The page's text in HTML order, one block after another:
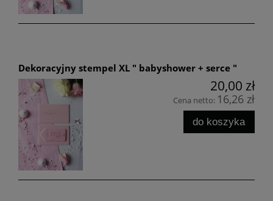
Dekoracyjny stempel XL " babyshower + serce "
20,00 zł
Cena netto: 16,26 zł
do koszyka